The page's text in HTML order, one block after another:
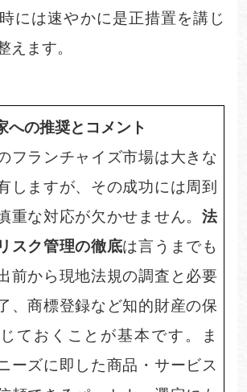
には速やかに是正措置を講じ
えます。
への推奨とコメント
フランチャイズ市場は大きな
しますが、その成功には周到
重な対応が欠かせません。 法
スク管理の徹底は言うまでも
前から現地法規の調査と必要
、商標登録など知的財産の保
ておくことが基本です。ま
ーズに即した商品・サービス